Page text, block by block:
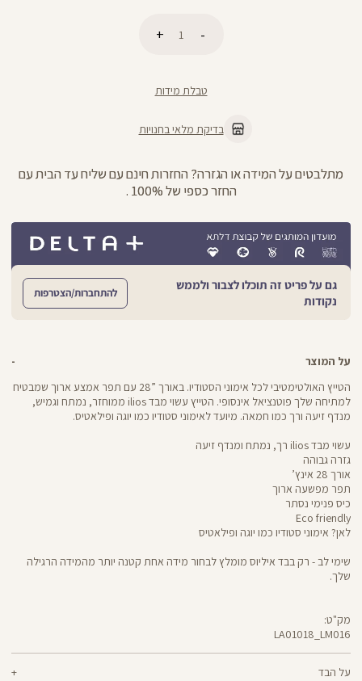
טבלת מידות
בדיקת מלאי בחנויות
מתלבטים על המידה או הגזרה? החזרות חינם עם שליח עד הבית עם
החזר כספי של 100% .
גם על פריט זה תוכלו לצבור ולממש
נקודות
להתחברות/הצטרפות
על המוצר
על הבד
הטייץ האולטימטיבי לכל אימוני הסטודיו. באורך ”28 עם תפר אמצע ארוך שמבטיח
למתיחה שלך פוטנציאל אינסופי. הטייץ עשוי מבד ilios ממוחזר, נמתח וגמיש,
מנדף זיעה ורך כמו חמאה. מיועד לאימוני סטודיו כמו יוגה ופילאטיס.
עשוי מבד ilios רך, נמתח ומנדף זיעה
גזרה גבוהה
אורך 28 אינץ’
תפר מפשעה ארוך
כיס פנימי נסתר
Eco friendly
לאן? אימוני סטודיו כמו יוגה ופילאטיס
שימי לב - רק בבד איליוס מומלץ לבחור מידה אחת קטנה יותר מהמידה הרגילה
שלך.
מק"ט:
LA01018_LM016